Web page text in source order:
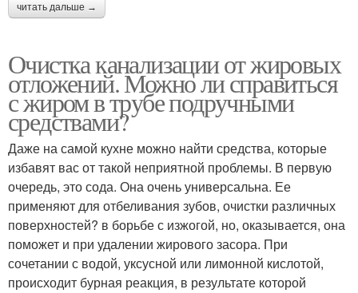
читать дальше →
Очистка канализации от жировых
отложений. Можно ли справиться
с жиром в трубе подручными
средствами?
Даже на самой кухне можно найти средства, которые
избавят вас от такой неприятной проблемы. В первую
очередь, это сода. Она очень универсальна. Ее
применяют для отбеливания зубов, очистки различных
поверхностей? в борьбе с изжогой, но, оказывается, она
поможет и при удалении жирового засора. При
сочетании с водой, уксусной или лимонной кислотой,
происходит бурная реакция, в результате которой